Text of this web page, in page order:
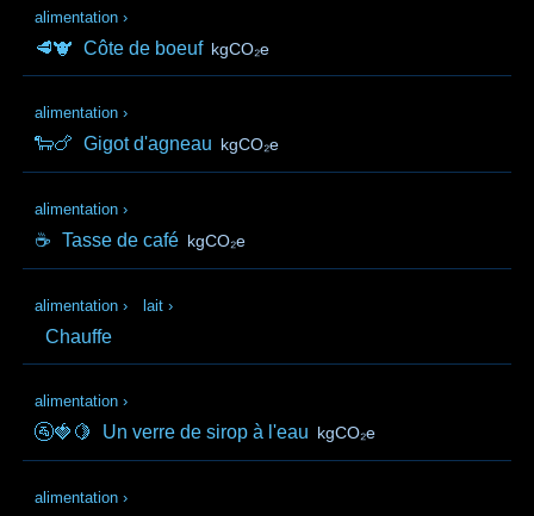
alimentation ›
🥩🐮 Côte de boeuf kgCO₂e
alimentation ›
🐑🍗 Gigot d'agneau kgCO₂e
alimentation ›
☕ Tasse de café kgCO₂e
alimentation › lait ›
Chauffe
alimentation ›
🚰🍓🍋 Un verre de sirop à l'eau kgCO₂e
alimentation ›